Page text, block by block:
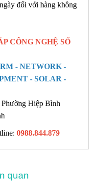
đối với hàng không
CÔNG NGHỆ SỐ
- NETWORK -
- SOLAR -
Hiệp Bình
0988.844.879
quan